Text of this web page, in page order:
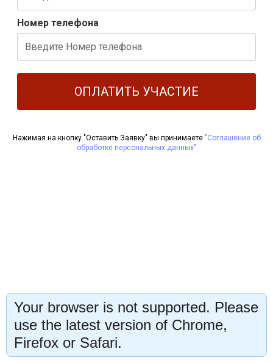
Номер телефона
ОПЛАТИТЬ УЧАСТИЕ
Нажимая на кнопку "Оставить Заявку" вы принимаете "Соглашение об
обработке персональных данных"
Your browser is not supported. Please
use the latest version of Chrome,
Firefox or Safari.